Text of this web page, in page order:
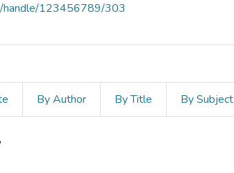
handle/123456789/303
By Author By Title By Subject